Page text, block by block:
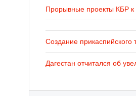
Прорывные проекты КБР к
Создание прикаспийского
Дагестан отчитался об